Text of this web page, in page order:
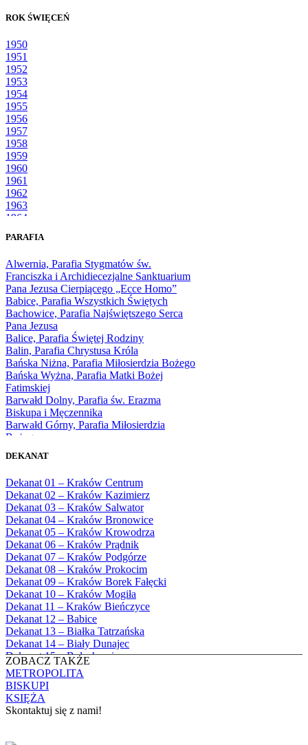
ROK ŚWIĘCEŃ
1950
1951
1952
1953
1954
1955
1956
1957
1958
1959
1960
1961
1962
1963
1964
1966
1968
1969
1970
1971
1972
1973
1974
1975
1976
1977
1978
1979
1980
1981
1983
1985
1986
1987
1988
1989
1990
1991
1992
1993
1994
1995
1996
1997
1998
1999
2000
2001
2002
2003
2004
PARAFIA
Alwernia, Parafia Stygmatów św.
Franciszka i Archidiecezjalne Sanktuarium
Pana Jezusa Cierpiącego „Ecce Homo”
Babice, Parafia Wszystkich Świętych
Bachowice, Parafia Najświętszego Serca
Pana Jezusa
Balice, Parafia Świętej Rodziny
Balin, Parafia Chrystusa Króla
Bańska Niżna, Parafia Miłosierdzia Bożego
Bańska Wyżna, Parafia Matki Bożej
Fatimskiej
Barwałd Dolny, Parafia św. Erazma
Biskupa i Męczennika
Barwałd Górny, Parafia Miłosierdzia
Bożego
Bęczarka, Parafia Matki Boskiej
Będkowice, Parafia Najświętszej Maryi
Panny Królowej
Białka Górna, Parafia Matki Bożej
Królowej Rodzin
Białka Tatrzańska, Parafia Świętych
Apostołów Szymona i Judy Tadeusza
Biały Dunajec, Parafia Matki Bożej
Królowej Aniołów
Biały Kościół, Parafia św. Mikołaja
Bibice, Parafia Matki Bożej Nieustającej
Pomocy
Bieńkówka, Parafia Przenajświętszej Trójcy
Biertowice, Parafia Matki Bożej
Różańcowej
Biórków Wielki, Parafia Wniebowzięcia
NMP
Biskupice, Parafia św. Marcina
Bobrek, Parafia Przenajświętszej Trójcy
Bodzanów, Parafia Świętych Apostołów
DEKANAT
Dekanat 01 – Kraków Centrum
Dekanat 02 – Kraków Kazimierz
Dekanat 03 – Kraków Salwator
Dekanat 04 – Kraków Bronowice
Dekanat 05 – Kraków Krowodrza
Dekanat 06 – Kraków Prądnik
Dekanat 07 – Kraków Podgórze
Dekanat 08 – Kraków Prokocim
Dekanat 09 – Kraków Borek Fałęcki
Dekanat 10 – Kraków Mogiła
Dekanat 11 – Kraków Bieńczyce
Dekanat 12 – Babice
Dekanat 13 – Białka Tatrzańska
Dekanat 14 – Biały Dunajec
Dekanat 15 – Bolechowice
Dekanat 16 – Chrzanów
Dekanat 17 – Czarny Dunajec
Dekanat 18 – Czernichów
Dekanat 19 – Dobczyce
Dekanat 20 – Jabłonka
ZOBACZ TAKŻE
METROPOLITA
BISKUPI
KSIĘŻA
Skontaktuj się z nami!